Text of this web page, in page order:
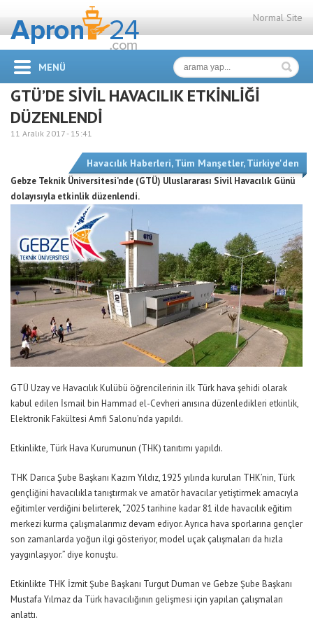
Normal Site
MENÜ
GTÜ’DE SİVİL HAVACILIK ETKİNLİĞİ
DÜZENLENDİ
11 Aralık 2017 - 15:41
Havacılık Haberleri,Tüm Manşetler,Türkiye'den
Gebze Teknik Üniversitesi’nde (GTÜ) Uluslararası Sivil Havacılık Günü
dolayısıyla etkinlik düzenlendi.
GTÜ Uzay ve Havacılık Kulübü öğrencilerinin ilk Türk hava şehidi olarak
kabul edilen İsmail bin Hammad el-Cevheri anısına düzenledikleri etkinlik,
Elektronik Fakültesi Amfi Salonu’nda yapıldı.
Etkinlikte, Türk Hava Kurumunun (THK) tanıtımı yapıldı.
THK Darıca Şube Başkanı Kazım Yıldız, 1925 yılında kurulan THK’nin, Türk
gençliğini havacılıkla tanıştırmak ve amatör havacılar yetiştirmek amacıyla
eğitimler verdiğini belirterek, “2025 tarihine kadar 81 ilde havacılık eğitim
merkezi kurma çalışmalarımız devam ediyor. Ayrıca hava sporlarına gençler
son zamanlarda yoğun ilgi gösteriyor, model uçak çalışmaları da hızla
yaygınlaşıyor.” diye konuştu.
Etkinlikte THK İzmit Şube Başkanı Turgut Duman ve Gebze Şube Başkanı
Mustafa Yılmaz da Türk havacılığının gelişmesi için yapılan çalışmaları
anlattı.